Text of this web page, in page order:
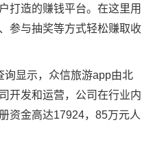
打造的赚钱平台。在这里用
参与抽奖等方式轻松赚取收
询显示，众信旅游app由北
开发和运营，公司在行业内
资金高达17924，85万元人